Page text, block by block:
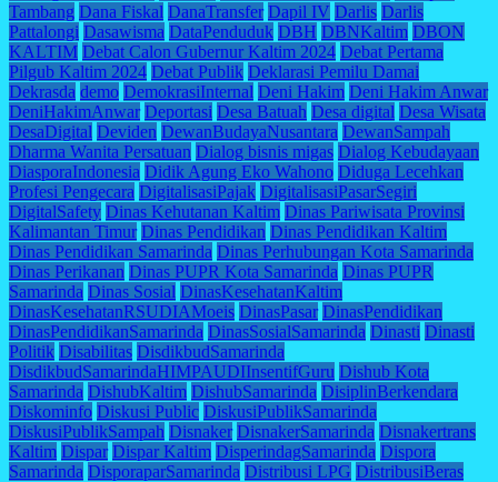
Tambang Dana Fiskal DanaTransfer Dapil IV Darlis Darlis
Pattalongi Dasawisma DataPenduduk DBH DBNKaltim DBON
KALTIM Debat Calon Gubernur Kaltim 2024 Debat Pertama
Pilgub Kaltim 2024 Debat Publik Deklarasi Pemilu Damai
Dekrasda demo DemokrasiInternal Deni Hakim Deni Hakim Anwar
DeniHakimAnwar Deportasi Desa Batuah Desa digital Desa Wisata
DesaDigital Deviden DewanBudayaNusantara DewanSampah
Dharma Wanita Persatuan Dialog bisnis migas Dialog Kebudayaan
DiasporaIndonesia Didik Agung Eko Wahono Diduga Lecehkan
Profesi Pengecara DigitalisasiPajak DigitalisasiPasarSegiri
DigitalSafety Dinas Kehutanan Kaltim Dinas Pariwisata Provinsi
Kalimantan Timur Dinas Pendidikan Dinas Pendidikan Kaltim
Dinas Pendidikan Samarinda Dinas Perhubungan Kota Samarinda
Dinas Perikanan Dinas PUPR Kota Samarinda Dinas PUPR
Samarinda Dinas Sosial DinasKesehatanKaltim
DinasKesehatanRSUDIAMoeis DinasPasar DinasPendidikan
DinasPendidikanSamarinda DinasSosialSamarinda Dinasti Dinasti
Politik Disabilitas DisdikbudSamarinda
DisdikbudSamarindaHIMPAUDIInsentifGuru Dishub Kota
Samarinda DishubKaltim DishubSamarinda DisiplinBerkendara
Diskominfo Diskusi Public DiskusiPublikSamarinda
DiskusiPublikSampah Disnaker DisnakerSamarinda Disnakertrans
Kaltim Dispar Dispar Kaltim DisperindagSamarinda Dispora
Samarinda DisporaparSamarinda Distribusi LPG DistribusiBeras